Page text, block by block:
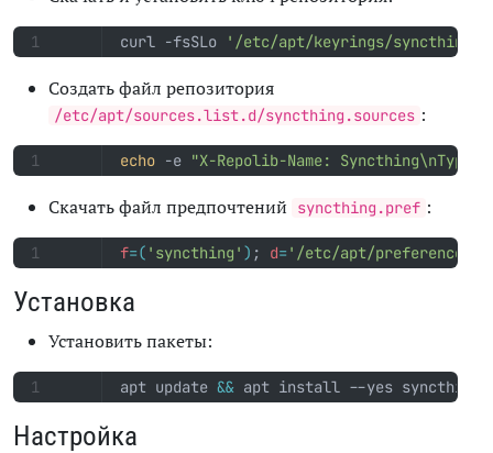
curl -fsSLo '/etc/apt/keyrings/
Создать файл репозитория
/etc/apt/sources.list.d/syncthing.sources :
echo -e "X-Repolib-Name:
Скачать файл предпочтений syncthing.pref :
f=( 'syncthing' ) ; d='/etc/apt/
Установка
Установить пакеты:
apt update && apt install --yes syncthing
Настройка